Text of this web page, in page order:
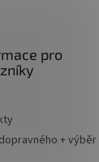
pro
+ výběr